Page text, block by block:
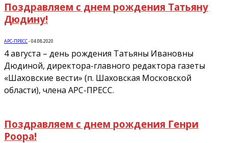
Поздравляем с днем рождения Татьяну
Дюдину!
АРС-ПРЕСС-04.08.2020
4 августа – день рождения Татьяны Ивановны
Дюдиной, директора-главного редактора газеты
«Шаховские вести» (п. Шаховская Московской
области), члена АРС-ПРЕСС.
Поздравляем с днем рождения Генри
Роора!